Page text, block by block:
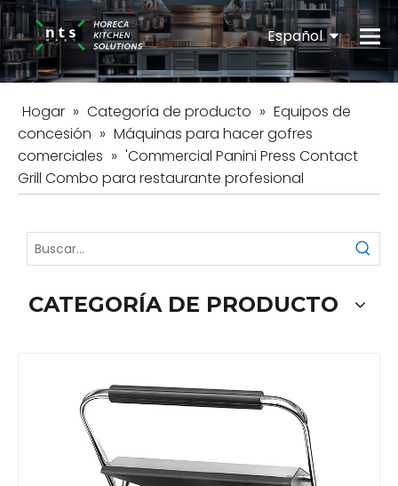
Español
English
Hogar » Categoría de producto » Equipos de
concesión » Máquinas para hacer gofres
comerciales » 'Commercial Panini Press Contact
Grill Combo para restaurante profesional
CATEGORÍA DE PRODUCTO